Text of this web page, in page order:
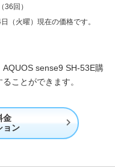
回）
（火曜）現在の価格です。
AQUOS sense9 SH-53E購
ことができます。
金
ョン
